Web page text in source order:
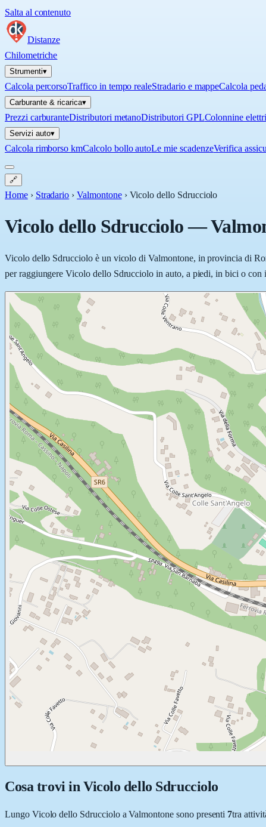
Salta al contenuto
Distanze
Chilometriche
Strumenti▾
Calcola percorsoTraffico in tempo realeStradario e mappeCalcola
Carburante & ricarica▾
Prezzi carburanteDistributori metanoDistributori GPLColonnine
Servizi auto▾
Calcola rimborso kmCalcolo bollo autoLe mie scadenzeVerifica
🔗
Home › Stradario › Valmontone › Vicolo dello Sdrucciolo
Vicolo dello Sdrucciolo—
Vicolo dello Sdrucciolo è un vicolo di Valmontone, in provincia di
per raggiungere Vicolo dello Sdrucciolo in auto, a piedi, in bici o
Cosa trovi in Vicolo dello Sdrucciolo
Lungo Vicolo dello SdruccioloaValmontone sono presenti 7tra